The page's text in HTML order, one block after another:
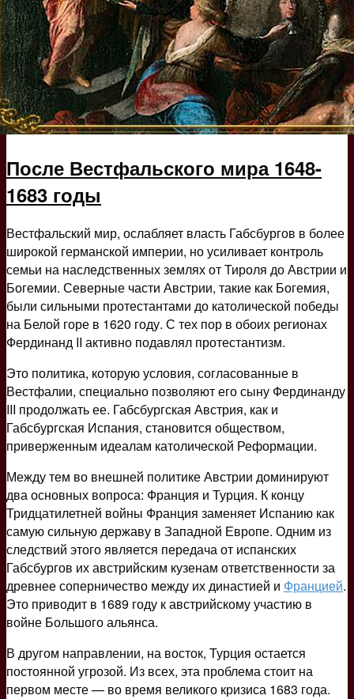
После Вестфальского мира 1648-
1683 годы
Вестфальский мир, ослабляет власть Габсбургов в более
широкой германской империи, но усиливает контроль
семьи на наследственных землях от Тироля до Австрии и
Богемии. Северные части Австрии, такие как Богемия,
были сильными протестантами до католической победы
на Белой горе в 1620 году. С тех пор в обоих регионах
Фердинанд II активно подавлял протестантизм.
Это политика, которую условия, согласованные в
Вестфалии, специально позволяют его сыну Фердинанду
III продолжать ее. Габсбургская Австрия, как и
Габсбургская Испания, становится обществом,
приверженным идеалам католической Реформации.
Между тем во внешней политике Австрии доминируют
два основных вопроса: Франция и Турция. К концу
Тридцатилетней войны Франция заменяет Испанию как
самую сильную державу в Западной Европе. Одним из
следствий этого является передача от испанских
Габсбургов их австрийским кузенам ответственности за
древнее соперничество между их династией и Францией.
Это приводит в 1689 году к австрийскому участию в
войне Большого альянса.
В другом направлении, на восток, Турция остается
постоянной угрозой. Из всех, эта проблема стоит на
первом месте — во время великого кризиса 1683 года.